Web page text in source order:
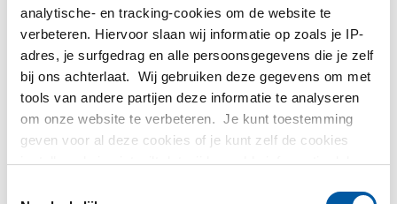
analytische- en tracking-cookies om de website te
verbeteren. Hiervoor slaan wij informatie op zoals je IP-
adres, je surfgedrag en alle persoonsgegevens die je zelf
bij ons achterlaat. Wij gebruiken deze gegevens om met
tools van andere partijen deze informatie te analyseren
om onze website te verbeteren. Je kunt toestemming
geven voor al deze cookies of je kunt zelf de cookies
instellen als je niet wilt dat wij bepaalde informatie delen.
Bestel met uw eigen artikelnummers
Calculeren met actuele Testas-prijzen
Volg uw order via Track&Trace